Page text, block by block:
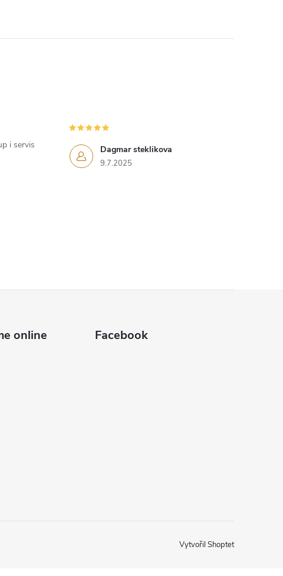
i servis Dagmar steklikova
9.7.2025
online
Facebook
Vytvořil Shoptet